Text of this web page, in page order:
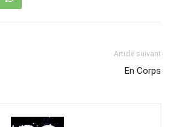
Article suivant
En Corps